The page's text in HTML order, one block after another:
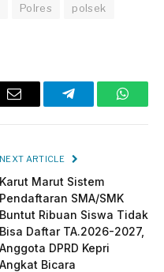
Polres
polsek
Email Telegram
NEXT ARTICLE
Karut Marut Sistem
Pendaftaran SMA/SMK
Buntut Ribuan Siswa Tidak
Bisa Daftar TA.2026-2027,
Anggota DPRD Kepri
Angkat Bicara